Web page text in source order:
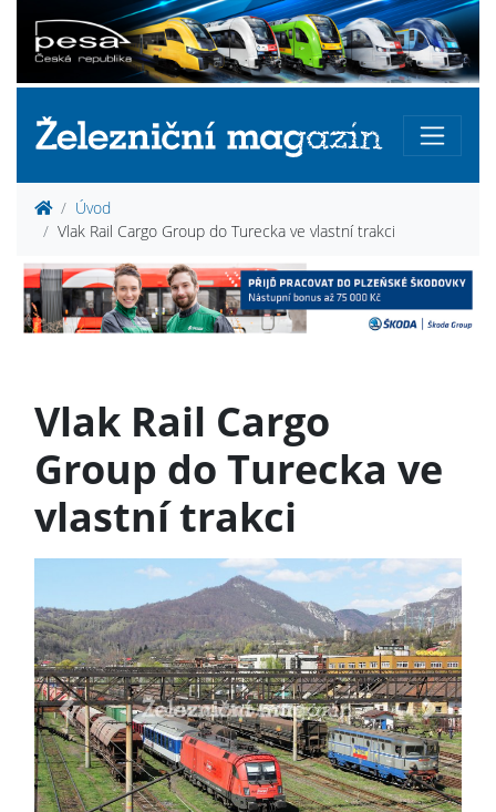
Úvod
Vlak Rail Cargo Group do Turecka ve vlastní trakci
Vlak Rail Cargo
Group do Turecka ve
vlastní trakci
Previous Next